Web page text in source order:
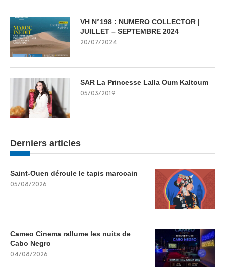
VH N°198 : NUMERO COLLECTOR |
JUILLET – SEPTEMBRE 2024
20/07/2024
SAR La Princesse Lalla Oum Kaltoum
05/03/2019
Derniers articles
Saint-Ouen déroule le tapis marocain
05/08/2026
Cameo Cinema rallume les nuits de
Cabo Negro
04/08/2026